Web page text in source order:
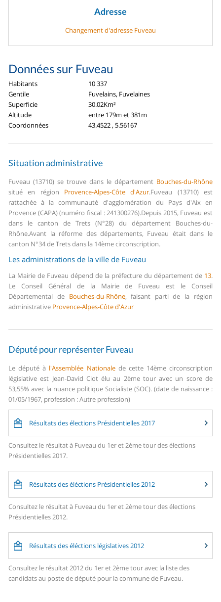
Adresse
Changement d'adresse Fuveau
Données sur Fuveau
Habitants
10 337
Gentile
Fuvelains, Fuvelaines
Superficie
30.02Km²
Altitude
entre 179m et 381m
Coordonnées
43.4522 , 5.56167
Situation administrative
Fuveau (13710) se trouve dans le département Bouches-du-Rhône
situé en région Provence-Alpes-Côte d'Azur.Fuveau (13710) est
rattachée à la communauté d'agglomération du Pays d'Aix en
Provence (CAPA) (numéro fiscal : 241300276).Depuis 2015, Fuveau est
dans le canton de Trets (N°28) du département Bouches-du-
Rhône.Avant la réforme des départements, Fuveau était dans le
canton N°34 de Trets dans la 14ème circonscription.
Les administrations de la ville de Fuveau
La Mairie de Fuveau dépend de la préfecture du département de 13.
Le Conseil Général de la Mairie de Fuveau est le Conseil
Départemental de Bouches-du-Rhône, faisant parti de la région
administrative Provence-Alpes-Côte d'Azur
Député pour représenter Fuveau
Le député à l'Assemblée Nationalede cette 14ème circonscription
législative est Jean-David Ciot élu au 2ème tour avec un score de
53,55% avec la nuance politique Socialiste (SOC). (date de naissance :
01/05/1967, profession : Autre profession)
Résultats des élections Présidentielles 2017
Consultez le résultat à Fuveau du 1er et 2ème tour des élections
Présidentielles 2017.
Résultats des éléctions Présidentielles 2012
Consultez le résultat à Fuveau du 1er et 2ème tour des élections
Présidentielles 2012.
Résultats des éléctions législatives 2012
Consultez le résultat 2012 du 1er et 2ème tour avec la liste des
candidats au poste de député pour la commune de Fuveau.